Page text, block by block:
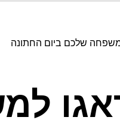
שלכם ביום החתונה